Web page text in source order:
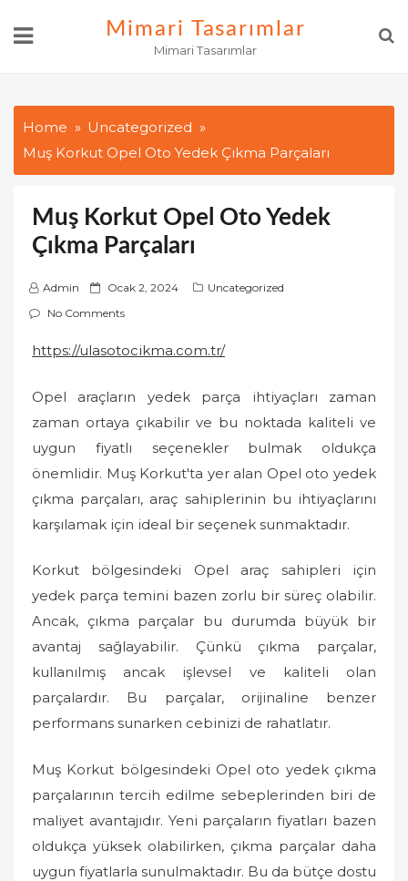
Mimari Tasarımlar
Mimari Tasarımlar
Home
Uncategorized
Muş Korkut Opel Oto Yedek Çıkma Parçaları
Muş Korkut Opel Oto Yedek
Çıkma Parçaları
Admin
P
o
t
d
o
n
Ocak 2, 2024
Uncategorized
No Comments
https://ulasotocikma.com.tr/
Opel araçların yedek parça ihtiyaçları zaman
zaman ortaya çıkabilir ve bu noktada kaliteli ve
uygun fiyatlı seçenekler bulmak oldukça
önemlidir. Muş Korkut'ta yer alan Opel oto yedek
çıkma parçaları, araç sahiplerinin bu ihtiyaçlarını
karşılamak için ideal bir seçenek sunmaktadır.
Korkut bölgesindeki Opel araç sahipleri için
yedek parça temini bazen zorlu bir süreç olabilir.
Ancak, çıkma parçalar bu durumda büyük bir
avantaj sağlayabilir. Çünkü çıkma parçalar,
kullanılmış ancak işlevsel ve kaliteli olan
parçalardır. Bu parçalar, orijinaline benzer
performans sunarken cebinizi de rahatlatır.
Muş Korkut bölgesindeki Opel oto yedek çıkma
parçalarının tercih edilme sebeplerinden biri de
maliyet avantajıdır. Yeni parçaların fiyatları bazen
oldukça yüksek olabilirken, çıkma parçalar daha
uygun fiyatlarla sunulmaktadır. Bu da bütçe dostu